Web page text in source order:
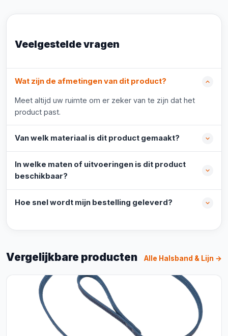
Veelgestelde vragen
Wat zijn de afmetingen van dit product?
Meet altijd uw ruimte om er zeker van te zijn dat het
product past.
Van welk materiaal is dit product gemaakt?
In welke maten of uitvoeringen is dit product
beschikbaar?
Hoe snel wordt mijn bestelling geleverd?
Vergelijkbare producten Alle Halsband & Lijn →